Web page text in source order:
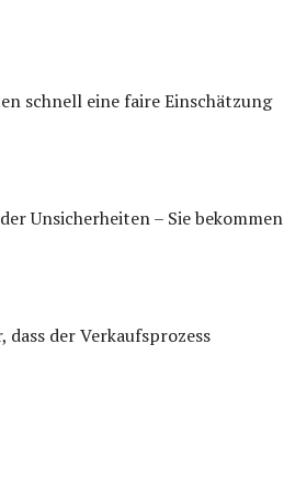
schnell eine faire Einschätzung
Unsicherheiten – Sie bekommen
der Verkaufsprozess